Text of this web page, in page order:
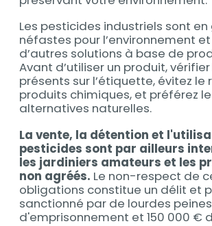
Les pesticides industriels sont
néfastes pour l’environnement
d’autres solutions à base de
Avant d’utiliser un produit,
présents sur l’étiquette, évitez le
produits chimiques, et préférez
alternatives naturelles.
La vente, la détention et
pesticides sont par ailleurs
les jardiniers amateurs et les
non agréés. Le non-respect de
obligations constitue un délit et
sanctionné par de lourdes peines
d'emprisonnement et 150 000 €